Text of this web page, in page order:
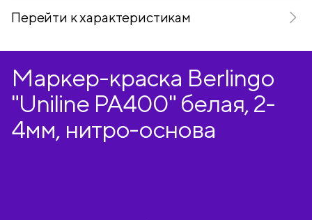
Перейти к характеристикам
Маркер-краска Berlingo
"Uniline PA400" белая, 2-
4мм, нитро-основа